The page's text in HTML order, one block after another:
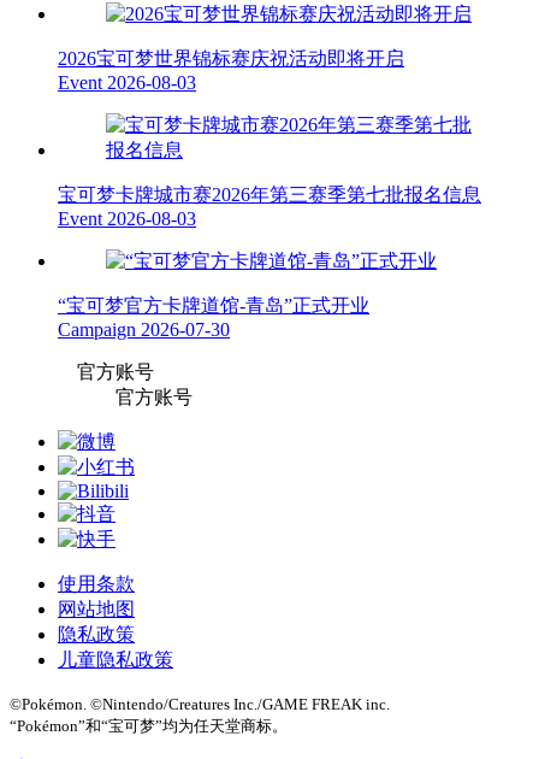
2026宝可梦世界锦标赛庆祝活动即将开启
Event 2026-08-03
宝可梦卡牌城市赛2026年第三赛季第七批报名信息
Event 2026-08-03
“宝可梦官方卡牌道馆-青岛”正式开业
Campaign 2026-07-30
官方账号
官方账号
使用条款
网站地图
隐私政策
儿童隐私政策
©Pokémon. ©Nintendo/Creatures Inc./GAME FREAK inc.
“Pokémon”和“宝可梦”均为任天堂商标。